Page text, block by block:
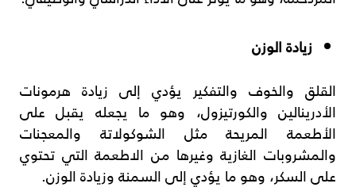
زيادة الوزن
القلق والخوف والتفكير يؤدي إلى زيادة هرمونات
الأدرينالين والكورتيزول، وهو ما يجعله يقبل على
الأطعمة المريحة مثل الشوكولاتة والمعجنات
والمشروبات الغازية وغيرها من الاطعمة التي تحتوي
على السكر، وهو ما يؤدي إلى السمنة وزيادة الوزن.